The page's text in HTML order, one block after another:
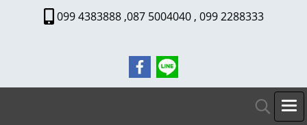
099 4383888 ,087 5004040 , 099 2288333